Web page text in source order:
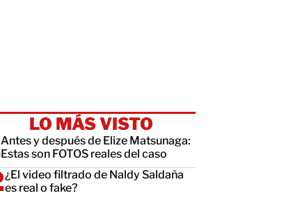
LO MÁS VISTO
Antes y después de Elize Matsunaga:
Estas son FOTOS reales del caso
¿El video filtrado de Naldy Saldaña
es real o fake?